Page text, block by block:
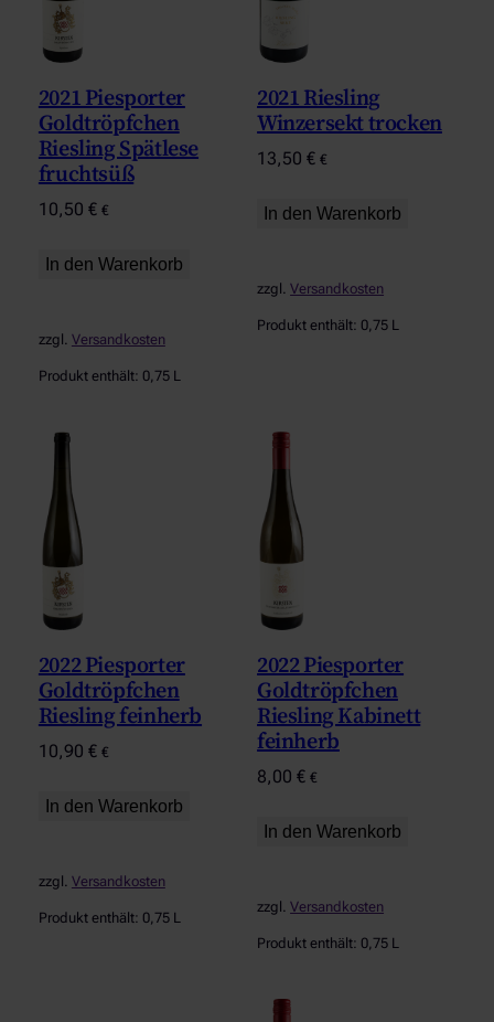
2021 Piesporter
Goldtröpfchen
Riesling Spätlese
fruchtsüß
10,50 € €
In den Warenkorb
zzgl. Versandkosten
Produkt enthält: 0,75 L
2021 Riesling
Winzersekt trocken
13,50€ €
In den Warenkorb
zzgl.Versandkosten
Produkt enthält: 0,75 L
2022 Piesporter
Goldtröpfchen
Riesling feinherb
10,90 € €
In den Warenkorb
zzgl. Versandkosten
Produkt enthält: 0,75 L
2022 Piesporter
Goldtröpfchen
Riesling Kabinett
feinherb
8,00€ €
In den Warenkorb
zzgl.Versandkosten
Produkt enthält: 0,75 L